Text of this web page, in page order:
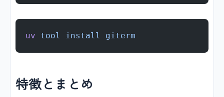
uv tool install giterm
特徴とまとめ